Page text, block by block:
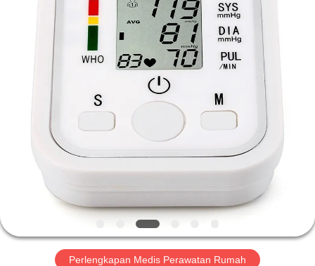
TENTANG
PABRIK
KONTROL
KUALITAS
HUBUNGI
KAMI
Perlengkapan Medis Perawatan Rumah